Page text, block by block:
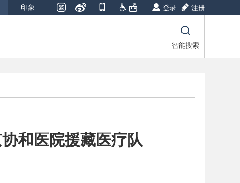
登录 注册
印象
智能搜索
和医院援藏医疗队